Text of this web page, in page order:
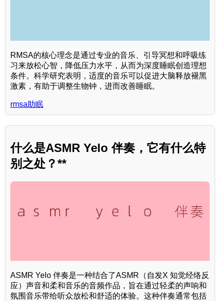
RMSA的核心理念是通过专业的音乐、引导冥想和呼吸练
习来放松心智，降低压力水平，从而为深度睡眠创造理想
条件。科学研究表明，适度的音乐可以促进大脑释放褪黑
激素，有助于调整生物钟，进而改善睡眠。
rmsa助眠
什么是ASMR Yelo 伴奏，它有什么特
别之处？**
ASMR Yelo 伴奏是一种结合了ASMR（自发X 知觉经络反
应）声音和柔和音乐的音频作品，旨在通过轻柔的声响和
氛围音乐带给听众放松和舒适的体验。这种伴奏通常包括